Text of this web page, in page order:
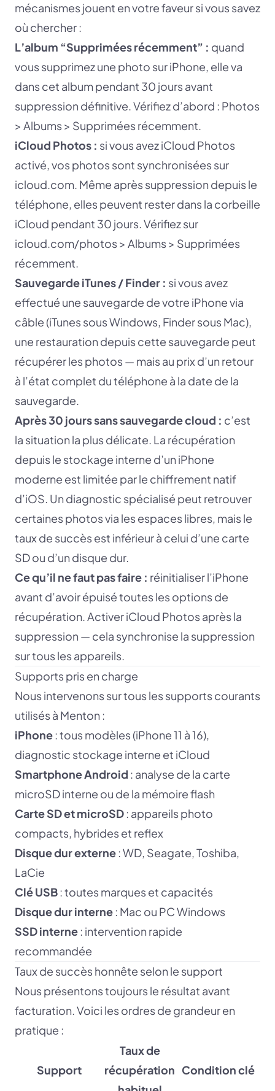
mécanismes jouent en votre faveur si vous savez
où chercher :
L’album “Supprimées récemment” : quand
vous supprimez une photo sur iPhone, elle va
dans cet album pendant 30 jours avant
suppression définitive. Vérifiez d’abord : Photos
> Albums > Supprimées récemment.
iCloud Photos : si vous avez iCloud Photos
activé, vos photos sont synchronisées sur
icloud.com. Même après suppression depuis le
téléphone, elles peuvent rester dans la corbeille
iCloud pendant 30 jours. Vérifiez sur
icloud.com/photos > Albums > Supprimées
récemment.
Sauvegarde iTunes / Finder : si vous avez
effectué une sauvegarde de votre iPhone via
câble (iTunes sous Windows, Finder sous Mac),
une restauration depuis cette sauvegarde peut
récupérer les photos — mais au prix d’un retour
à l’état complet du téléphone à la date de la
sauvegarde.
Après 30 jours sans sauvegarde cloud : c’est
la situation la plus délicate. La récupération
depuis le stockage interne d’un iPhone
moderne est limitée par le chiffrement natif
d’iOS. Un diagnostic spécialisé peut retrouver
certaines photos via les espaces libres, mais le
taux de succès est inférieur à celui d’une carte
SD ou d’un disque dur.
Ce qu’il ne faut pas faire : réinitialiser l’iPhone
avant d’avoir épuisé toutes les options de
récupération. Activer iCloud Photos après la
suppression — cela synchronise la suppression
sur tous les appareils.
Supports pris en charge
Nous intervenons sur tous les supports courants
utilisés à Menton :
iPhone: tous modèles (iPhone 11 à 16),
diagnostic stockage interne et iCloud
Smartphone Android : analyse de la carte
microSD interne ou de la mémoire flash
Carte SD et microSD: appareils photo
compacts, hybrides et reflex
Disque dur externe: WD, Seagate, Toshiba,
LaCie
Clé USB: toutes marques et capacités
Disque dur interne: Mac ou PC Windows
SSD interne: intervention rapide
recommandée
Taux de succès honnête selon le support
Nous présentons toujours le résultat avant
facturation. Voici les ordres de grandeur en
pratique :
Support
Taux de
récupération Condition clé